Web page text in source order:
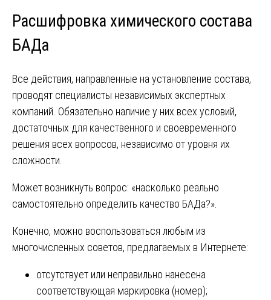
Расшифровка химического состава
БАДа
Все действия, направленные на установление состава,
проводят специалисты независимых экспертных
компаний. Обязательно наличие у них всех условий,
достаточных для качественного и своевременного
решения всех вопросов, независимо от уровня их
сложности.
Может возникнуть вопрос: «насколько реально
самостоятельно определить качество БАДа?».
Конечно, можно воспользоваться любым из
многочисленных советов, предлагаемых в Интернете:
отсутствует или неправильно нанесена
соответствующая маркировка (номер);